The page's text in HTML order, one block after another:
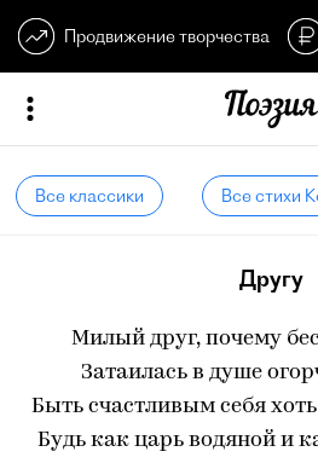
Продвижение творчества
Все классики Все стихи
Другу
Милый друг, почему
Затаилась в душе
Быть счастливым себя
Будь как царь водяной и